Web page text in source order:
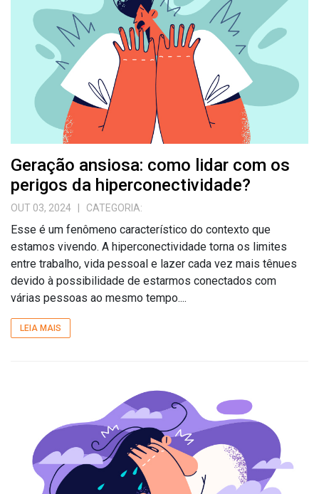
Geração ansiosa: como lidar com os
perigos da hiperconectividade?
OUT 03, 2024 | CATEGORIA:
Esse é um fenômeno característico do contexto que
estamos vivendo. A hiperconectividade torna os limites
entre trabalho, vida pessoal e lazer cada vez mais tênues
devido à possibilidade de estarmos conectados com
várias pessoas ao mesmo tempo....
LEIA MAIS